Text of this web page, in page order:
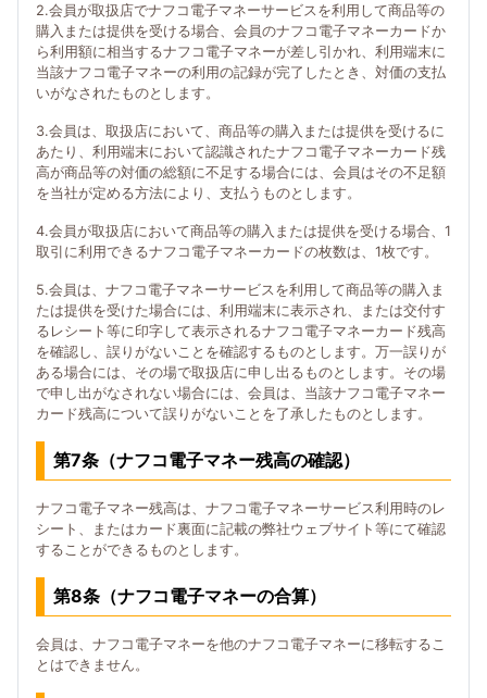
2.会員が取扱店でナフコ電子マネーサービスを利用して商品等の
購入または提供を受ける場合、会員のナフコ電子マネーカードか
ら利用額に相当するナフコ電子マネーが差し引かれ、利用端末に
当該ナフコ電子マネーの利用の記録が完了したとき、対価の支払
いがなされたものとします。
3.会員は、取扱店において、商品等の購入または提供を受けるに
あたり、利用端末において認識されたナフコ電子マネーカード残
高が商品等の対価の総額に不足する場合には、会員はその不足額
を当社が定める方法により、支払うものとします。
4.会員が取扱店において商品等の購入または提供を受ける場合、1
取引に利用できるナフコ電子マネーカードの枚数は、1枚です。
5.会員は、ナフコ電子マネーサービスを利用して商品等の購入ま
たは提供を受けた場合には、利用端末に表示され、または交付す
るレシート等に印字して表示されるナフコ電子マネーカード残高
を確認し、誤りがないことを確認するものとします。万一誤りが
ある場合には、その場で取扱店に申し出るものとします。その場
で申し出がなされない場合には、会員は、当該ナフコ電子マネー
カード残高について誤りがないことを了承したものとします。
第7条（ナフコ電子マネー残高の確認）
ナフコ電子マネー残高は、ナフコ電子マネーサービス利用時のレ
シート、またはカード裏面に記載の弊社ウェブサイト等にて確認
することができるものとします。
第8条（ナフコ電子マネーの合算）
会員は、ナフコ電子マネーを他のナフコ電子マネーに移転するこ
とはできません。